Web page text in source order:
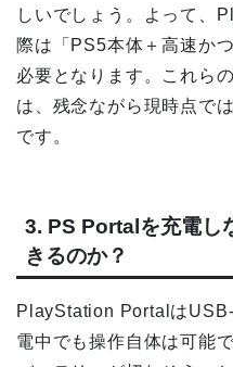
しいでしょう。よって、
際は「PS5本体＋高速か
必要となります。これら
は、残念ながら現時点で
です。
3. PS Portalを充電し
きるのか？
PlayStation Portalは
電中でも操作自体は可能